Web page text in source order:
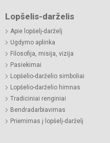
Lopšelis-darželis
Apie lopšelį-darželį
Ugdymo aplinka
Filosofija, misija, vizija
Pasiekimai
Lopšelio-darželio simboliai
Lopšelio-darželio himnas
Tradiciniai renginiai
Bendradarbiavimas
Priėmimas į lopšelį-darželį